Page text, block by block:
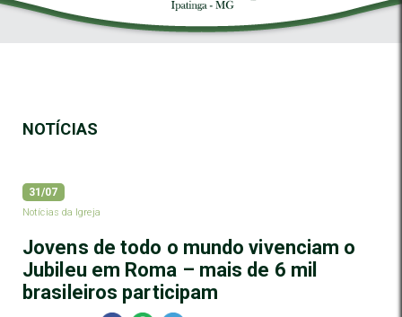
NOTÍCIAS
31/07
Notícias da Igreja
Jovens de todo o mundo vivenciam o
Jubileu em Roma – mais de 6 mil
brasileiros participam